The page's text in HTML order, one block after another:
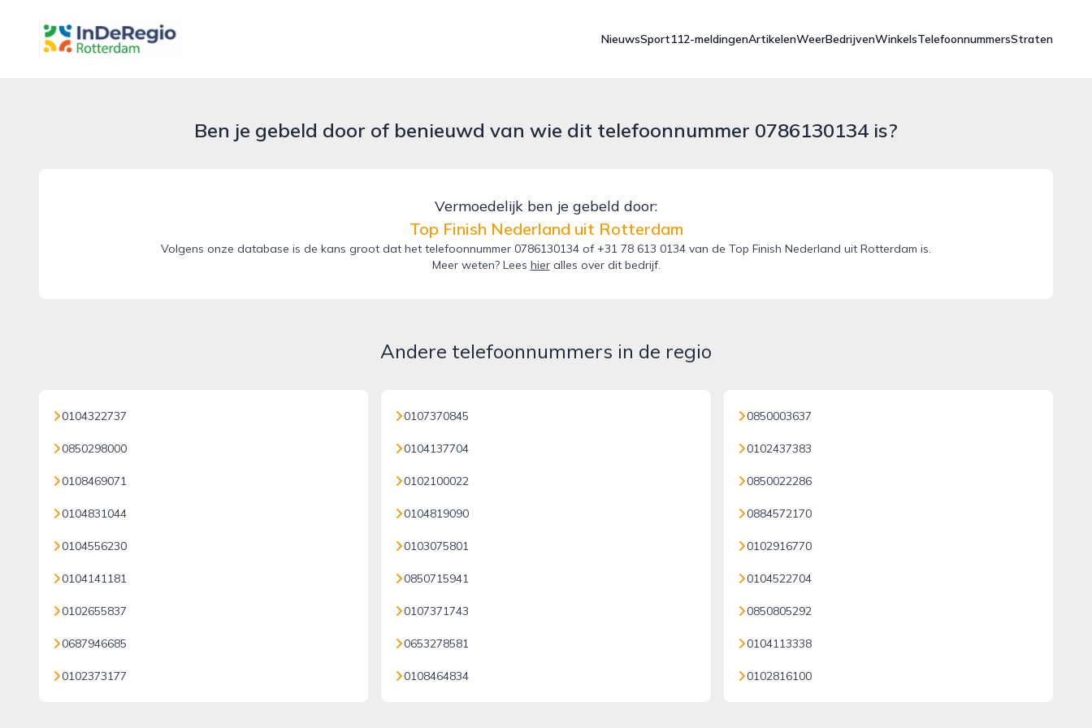
inderegiorotterdam.nl
NieuwsSport112-meldingenArtikelenWeerBedrijvenWinkelsTelefoonnummersStraten
Ben je gebeld door of benieuwd van wie dit telefoonnummer 0786130134 is?
Vermoedelijk ben je gebeld door:
Top Finish Nederland uit Rotterdam
Volgens onze database is de kans groot dat het telefoonnummer 0786130134 of +31 78 613 0134 van de Top Finish Nederland uit Rotterdam is.
Meer weten? Lees hieralles over dit bedrijf.
Andere telefoonnummers in de regio
0104322737
0850298000
0108469071
0104831044
0104556230
0104141181
0102655837
0687946685
0102373177
0107370845
0104137704
0102100022
0104819090
0103075801
0850715941
0107371743
0653278581
0108464834
0850003637
0102437383
0850022286
0884572170
0102916770
0104522704
0850805292
0104113338
0102816100